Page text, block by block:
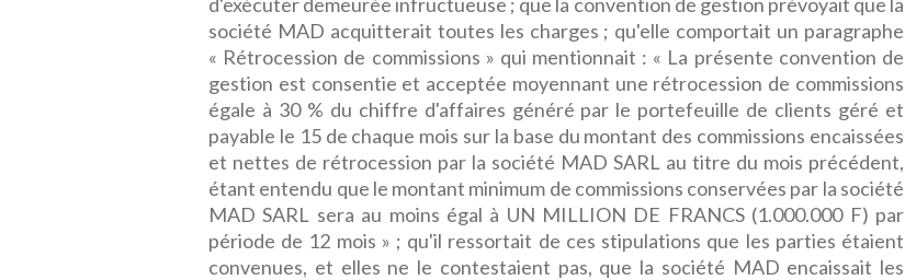
société MAD acquitterait toutes les charges ; qu'elle comportait un paragraphe
« Rétrocession de commissions » qui mentionnait : « La présente convention de
gestion est consentie et acceptée moyennant une rétrocession de commissions
égale à 30 % du chiffre d'affaires généré par le portefeuille de clients géré et
payable le 15 de chaque mois sur la base du montant des commissions encaissées
et nettes de rétrocession par la société MAD SARL au titre du mois précédent,
étant entendu que le montant minimum de commissions conservées par la société
MAD SARL sera au moins égal à UN MILLION DE FRANCS (1.000.000 F) par
période de 12 mois » ; qu'il ressortait de ces stipulations que les parties étaient
convenues, et elles ne le contestaient pas, que la société MAD encaissait les